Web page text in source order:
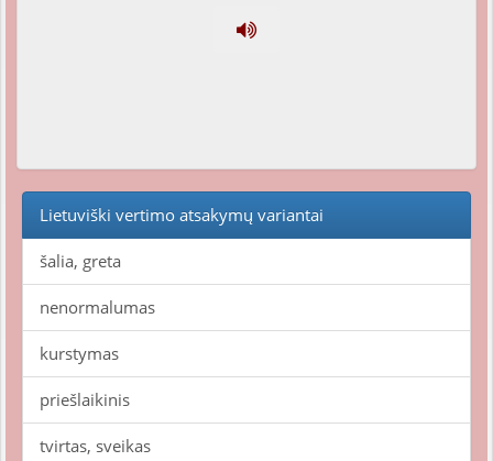
Lietuviški vertimo atsakymų variantai
šalia, greta
nenormalumas
kurstymas
priešlaikinis
tvirtas, sveikas